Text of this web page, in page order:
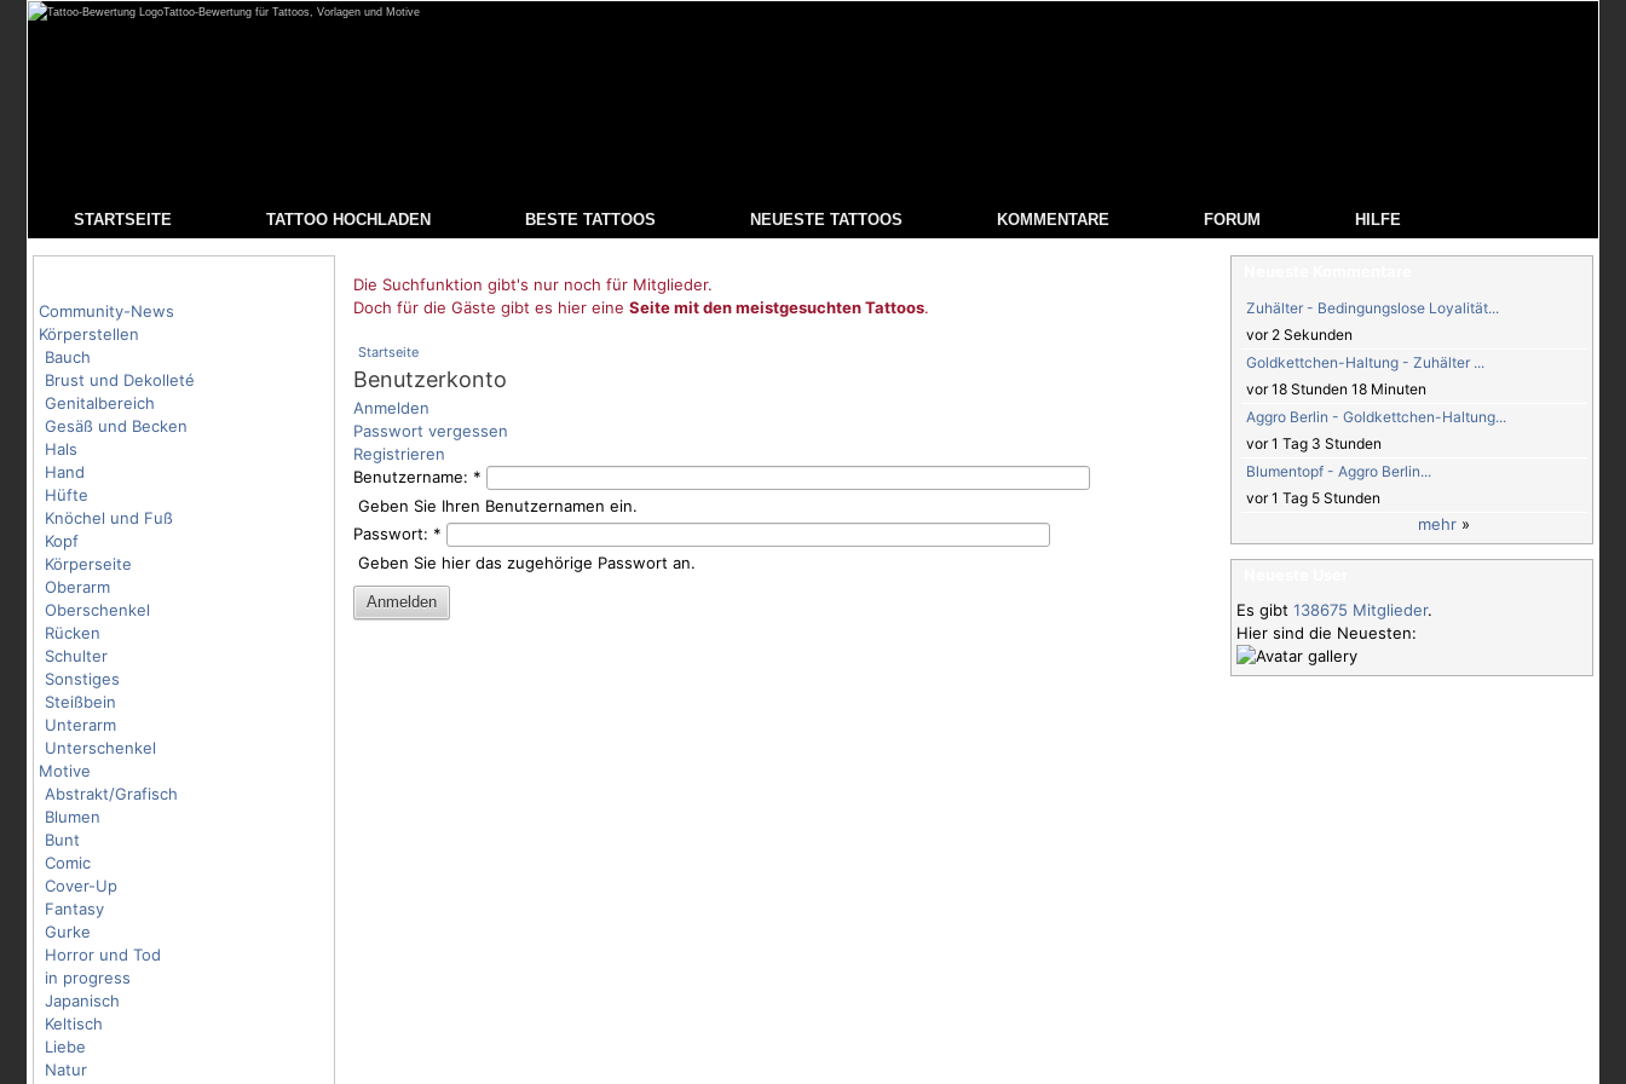
Tattoo-Bewertung für Tattoos, Vorlagen und Motive
STARTSEITE TATTOO HOCHLADEN BESTE TATTOOS NEUESTE TATTOOS KOMMENTARE FORUM HILFE
Community-News
Körperstellen
Bauch
Brust und Dekolleté
Genitalbereich
Gesäß und Becken
Hals
Hand
Hüfte
Knöchel und Fuß
Kopf
Körperseite
Oberarm
Oberschenkel
Rücken
Schulter
Sonstiges
Steißbein
Unterarm
Unterschenkel
Motive
Abstrakt/Grafisch
Blumen
Bunt
Comic
Cover-Up
Fantasy
Gurke
Horror und Tod
in progress
Japanisch
Keltisch
Liebe
Natur
Die Suchfunktion gibt's nur noch für Mitglieder.
Doch für die Gäste gibt es hier eine Seite mit den meistgesuchten Tattoos.
Startseite
Benutzerkonto
Anmelden
Passwort vergessen
Registrieren
Benutzername: *
Geben Sie Ihren Benutzernamen ein.
Passwort: *
Geben Sie hier das zugehörige Passwort an.
Zuhälter - Bedingungslose Loyalität...
vor 2 Sekunden
Goldkettchen-Haltung - Zuhälter ...
vor 18 Stunden 18 Minuten
Aggro Berlin - Goldkettchen-Haltung...
vor 1 Tag 3 Stunden
Blumentopf - Aggro Berlin...
vor 1 Tag 5 Stunden
mehr »
Es gibt 138675 Mitglieder.
Hier sind die Neuesten: